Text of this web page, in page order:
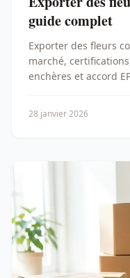
guide complet
Exporter des fleurs
marché,
enchères et accord
28 janvier 2026